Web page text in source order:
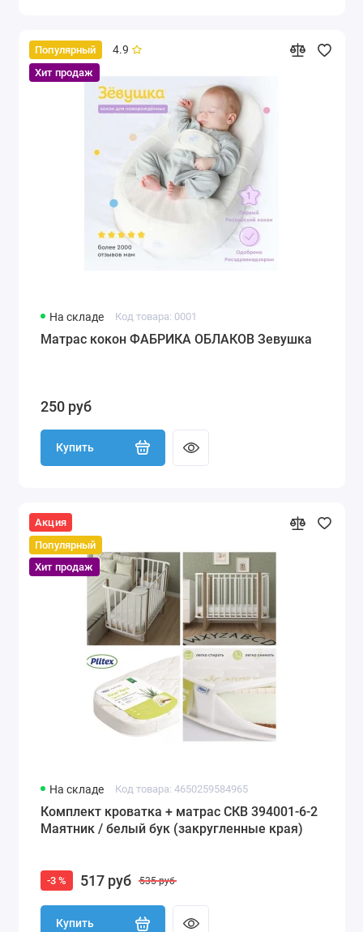
Популярный
Хит продаж
4.9
На складе Код товара: 0001
Матрас кокон ФАБРИКА ОБЛАКОВ Зевушка
250 руб
Купить
Акция
Популярный
Хит продаж
На складе Код товара: 4650259584965
Комплект кроватка + матрас СКВ 394001-6-2
Маятник / белый бук (закругленные края)
-3 % 517 руб 535 руб
Купить